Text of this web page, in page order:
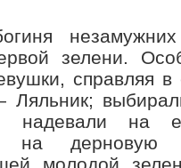
незамужних
зелени.
справляя в
Ляльник;
надевали на
на дерновую
молодой